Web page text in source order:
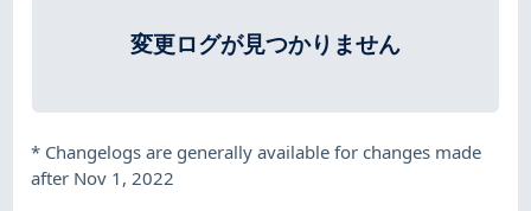
変更ログが見つかりません
* Changelogs are generally available for changes made
after Nov 1, 2022